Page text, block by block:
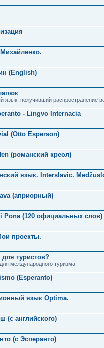
(English)
язык, получивший распространение
- Lingvo Internacia
(Otto Esperson)
(романский креол)
язык. Interslavic.
(априорный)
Pona (120 официальных слов)
проекты.
для туристов?
международного туризма.
(Esperanto)
язык Optima.
(с английского)
(с Эсперанто)